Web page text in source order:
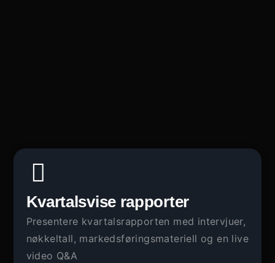
Kvartalsvise rapporter
Presentere kvartalsrapporten med intervjuer,
nøkkeltall, markedsføringsmateriell og en live
video Q&A